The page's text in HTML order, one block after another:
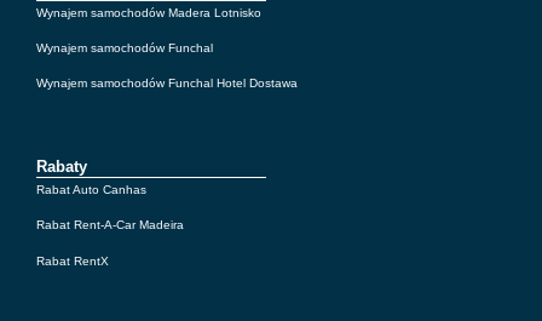
Wynajem samochodów Madera Lotnisko
Wynajem samochodów Funchal
Wynajem samochodów Funchal Hotel Dostawa
Rabaty
Rabat Auto Canhas
Rabat Rent-A-Car Madeira
Rabat RentX